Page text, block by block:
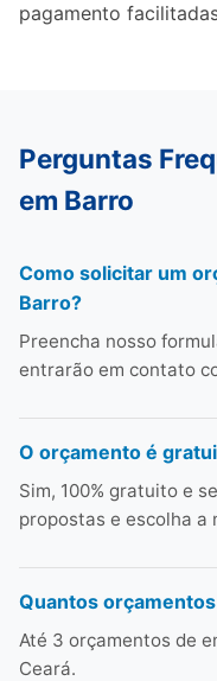
pagamento
Perguntas
em Barro
Como solicitar um
Barro?
Preencha nosso
entrarão em contato
O orçamento é
Sim, 100% gratuito e
propostas e escolha a
Quantos
Até 3 orçamentos de
Ceará.